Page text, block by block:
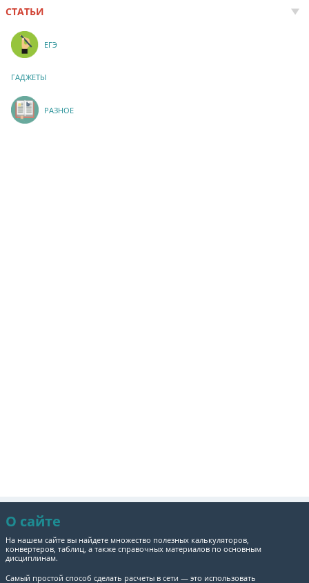
СТАТЬИ
ЕГЭ
ГАДЖЕТЫ
РАЗНОЕ
О сайте
На нашем сайте вы найдете множество полезных калькуляторов,
конвертеров, таблиц, а также справочных материалов по основным
дисциплинам.
Самый простой способ сделать расчеты в сети — это использовать